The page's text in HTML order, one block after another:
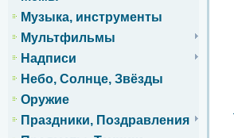
Музыка, инструменты
Мультфильмы
Надписи
Небо, Солнце, Звёзды
Оружие
Праздники, Поздравления